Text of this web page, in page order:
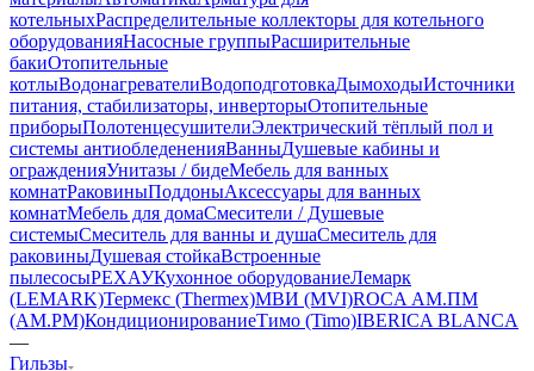
котельныхРаспределительные коллекторы для котельного
оборудованияНасосные группыРасширительные
бакиОтопительные
котлыВодонагревателиВодоподготовкаДымоходыИсточники
питания, стабилизаторы, инверторыОтопительные
приборыПолотенцесушителиЭлектрический тёплый пол и
системы антиобледененияВанныДушевые кабины и
огражденияУнитазы / бидеМебель для ванных
комнатРаковиныПоддоныАксессуары для ванных
комнатМебель для домаСмесители / Душевые
системыСмеситель для ванны и душаСмеситель для
раковиныДушевая стойкаВстроенные
пылесосыРЕХАУКухонное оборудованиеЛемарк
(LEMARK)Термекс (Thermex)МВИ (MVI)ROCA АМ.ПМ
(AM.PM)КондиционированиеТимо (Timo)IBERICA BLANCA
—
Гильзы